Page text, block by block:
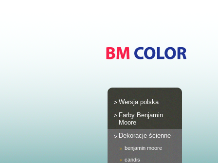
Wersja polska
Farby Benjamin
Moore
Dekoracje ścienne
benjamin moore
candis